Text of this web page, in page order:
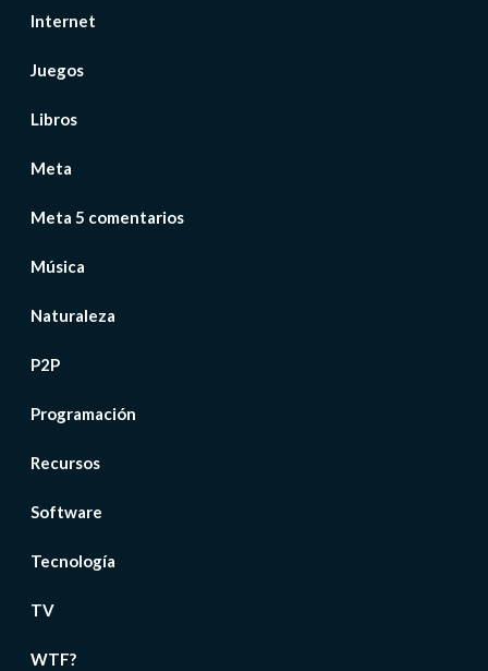
Internet
Juegos
Libros
Meta
Meta 5 comentarios
Música
Naturaleza
P2P
Programación
Recursos
Software
Tecnología
TV
WTF?